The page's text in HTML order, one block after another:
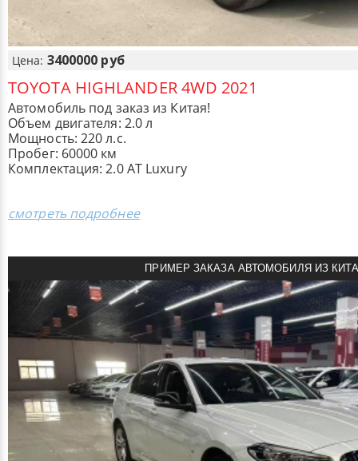
Цена: 3400000 руб
TOYOTA HIGHLANDER 4WD 2021
Автомобиль под заказ из Китая!
Объем двигателя: 2.0 л
Мощность: 220 л.с.
Пробег: 60000 км
Комплектация: 2.0 AT Luxury
смотреть подробнее
ПРИМЕР ЗАКАЗА АВТОМОБИЛЯ ИЗ